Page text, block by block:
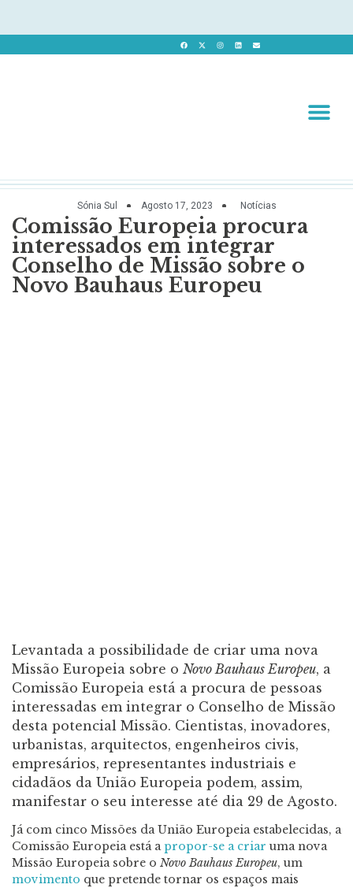
Sónia Sul Agosto 17, 2023 Notícias
Comissão Europeia procura
interessados em integrar
Conselho de Missão sobre o
Novo Bauhaus Europeu
Levantada a possibilidade de criar uma nova
Missão Europeia sobre o Novo Bauhaus Europeu, a
Comissão Europeia está a procura de pessoas
interessadas em integrar o Conselho de Missão
desta potencial Missão. Cientistas, inovadores,
urbanistas, arquitectos, engenheiros civis,
empresários, representantes industriais e
cidadãos da União Europeia podem, assim,
manifestar o seu interesse até dia 29 de Agosto.
Já com cinco Missões da União Europeia estabelecidas, a
Comissão Europeia está apropor-se a criar uma nova
Missão Europeia sobre o Novo Bauhaus Europeu, um
movimento que pretende tornar os espaços mais